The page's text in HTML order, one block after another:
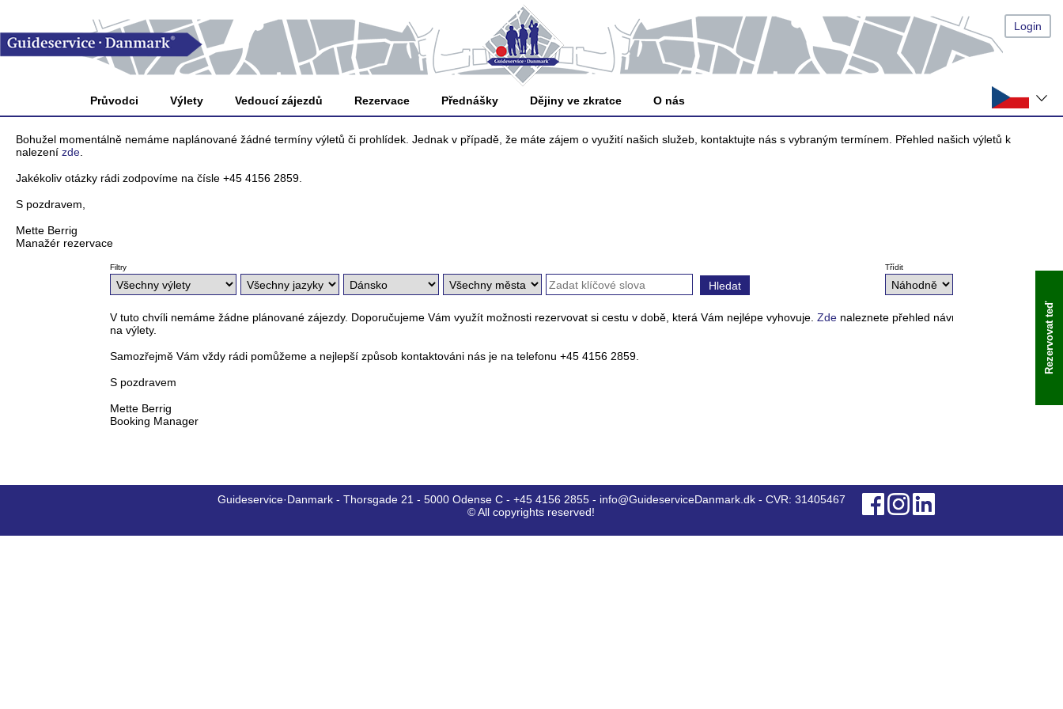
Login
Průvodci Výlety Vedoucí zájezdů Rezervace Přednášky Dějiny ve zkratce O nás
Bohužel momentálně nemáme naplánované žádné termíny výletů či prohlídek. Jednak v případě, že máte zájem o využití našich služeb, kontaktujte nás s vybraným termínem. Přehled našich výletů k
nalezení zde
Jakékoliv otázky rádi zodpovíme na čísle +45 4156 2859.
S pozdravem,
Mette Berrig
Manažér rezervace
Filtry
Hledat
Třídit
V tuto chvíli nemáme žádne plánované zájezdy. Doporučujeme Vám využít možnosti rezervovat si cestu v době, která Vám nejlépe vyhovuje. Zde naleznete přehled návrhů
na výlety.
Samozřejmě Vám vždy rádi pomůžeme a nejlepší způsob kontaktováni nás je na telefonu +45 4156 2859.
S pozdravem
Mette Berrig
Booking Manager
Rezervovat teď
Guideservice·Danmark - Thorsgade 21 - 5000 Odense C - +45 4156 2855 - info@GuideserviceDanmark.dk - CVR: 31405467
© All copyrights reserved!